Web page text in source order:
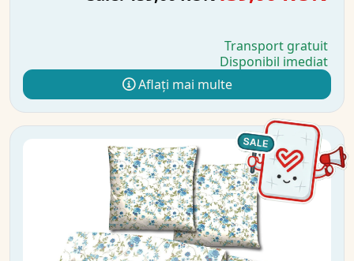
Transport gratuit
Disponibil imediat
Aflați mai multe